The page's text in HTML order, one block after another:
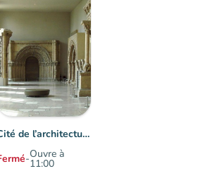
Cité de l’architecture & du patrimoine
-Ouvre à
11:00